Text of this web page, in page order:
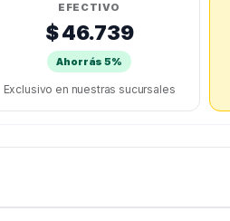
EFECTIVO
$ 46.739
Ahorrás 5%
Exclusivo en nuestras sucursales